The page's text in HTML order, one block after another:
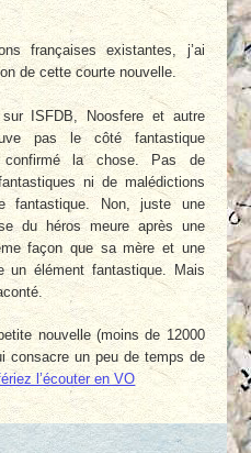
françaises existantes, j’ai
de cette courte nouvelle.
ISFDB, Noosfere et autre
pas le côté fantastique
confirmé la chose. Pas de
ni de malédictions
fantastique. Non, juste une
du héros meure après une
façon que sa mère et une
un élément fantastique. Mais
nouvelle (moins de 12000
consacre un peu de temps de
l’écouter en VO